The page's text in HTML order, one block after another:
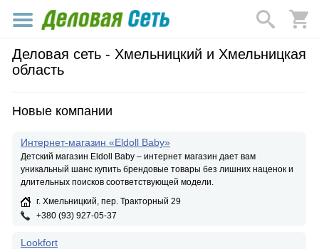
Деловая сеть - Хмельницкий и Хмельницкая
область
Новые компании
Интернет-магазин «Eldoll Baby»
Детский магазин Eldoll Baby – интернет магазин дает вам
уникальный шанс купить брендовые товары без лишних наценок и
длительных поисков соответствующей модели.
г. Хмельницкий, пер. Тракторный 29
+380 (93) 927-05-37
Lookfort